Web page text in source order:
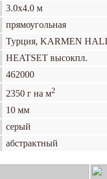
3.0х4.0 м
прямоугольная
Турция, KARMEN HALI
HEATSET высокпл.
462000
2350 г на м2
10 мм
серый
абстрактный